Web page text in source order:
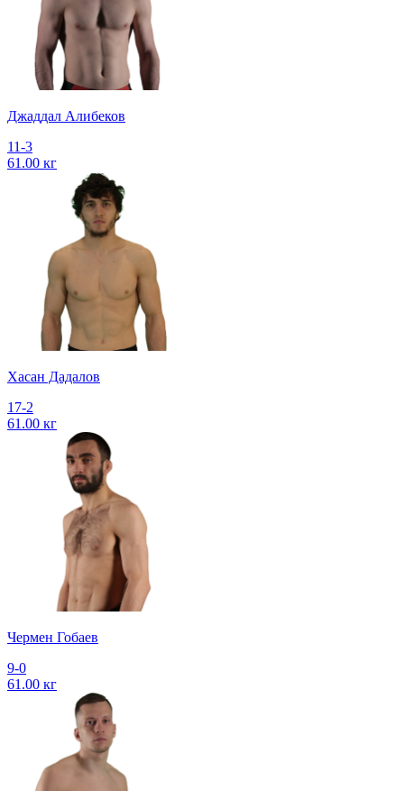
Джаддал Алибеков
11-3
61.00 кг
Хасан Дадалов
17-2
61.00 кг
Чермен Гобаев
9-0
61.00 кг